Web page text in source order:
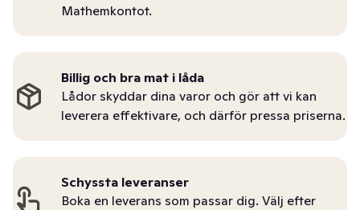
Mathemkontot.
Billig och bra mat i låda
Lådor skyddar dina varor och gör att vi kan
leverera effektivare, och därför pressa priserna.
Schyssta leveranser
Boka en leverans som passar dig. Välj efter